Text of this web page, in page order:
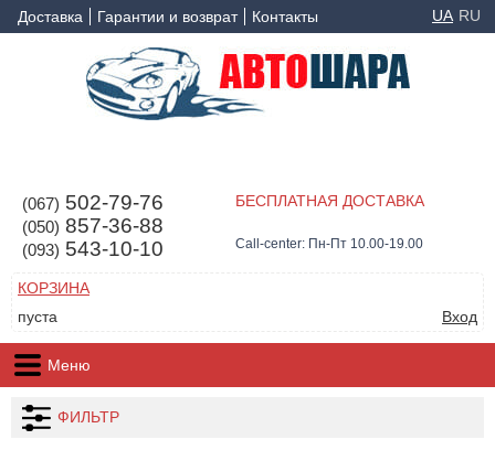
Доставка Гарантии и возврат Контакты UA RU
(067) 502-79-76
(050) 857-36-88
(093) 543-10-10
БЕСПЛАТНАЯ ДОСТАВКА
Call-center: Пн-Пт 10.00-19.00
КОРЗИНА
пуста
Вход
Меню
ФИЛЬТР